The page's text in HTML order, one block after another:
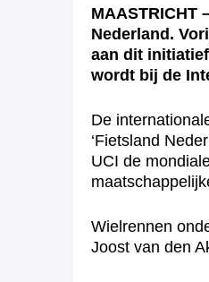
Nederland.
aan dit
wordt bij de
De
‘Fietsland
UCI de
Wielrennen
Joost van den